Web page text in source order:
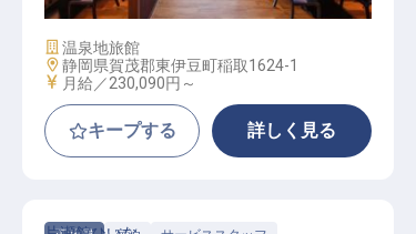
施設業態
温泉地旅館
勤務地
静岡県賀茂郡東伊豆町稲取1624-1
給与
月給／230,090円～
キープする 詳しく見る